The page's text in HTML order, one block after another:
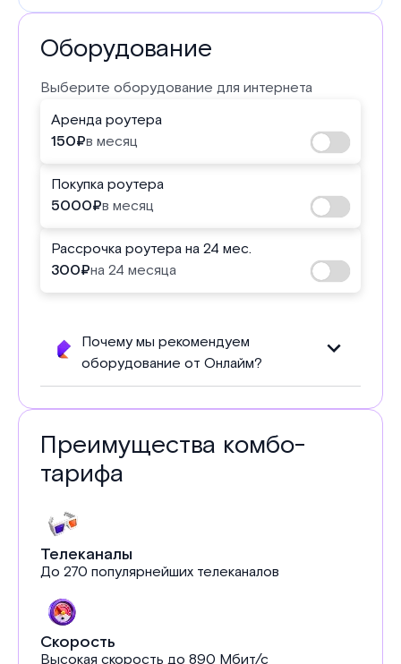
Оборудование
Выберите оборудование для интернета
Аренда роутера
150₽в месяц
Покупка роутера
5000₽в месяц
Рассрочка роутера на 24 мес.
300₽на 24 месяца
Почему мы рекомендуем
оборудование от Онлайм?
Преимущества комбо-
тарифа
Телеканалы
До 270 популярнейших телеканалов
Скорость
Высокая скорость до 890 Мбит/с